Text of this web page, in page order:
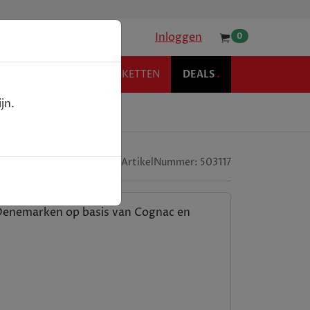
Inloggen 0
RELATIEPAKKETTEN DEALS .
ArtikelNummer: 503117
op basis van Cognac en